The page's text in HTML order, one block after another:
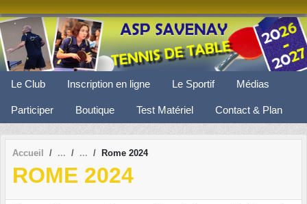
Le Club Inscription en ligne Le Sportif Médias
Participer Boutique Test Matériel Contact & Plan
Accueil Rome 2024
ROME 2024